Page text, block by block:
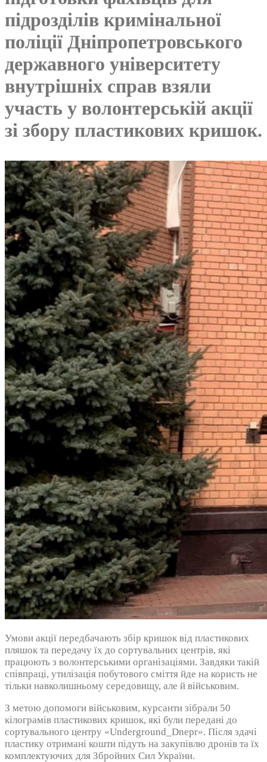
підрозділів кримінальної
поліції Дніпропетровського
державного університету
внутрішніх справ взяли
участь у волонтерській акції
зі збору пластикових кришок.
Умови акції передбачають збір кришок від пластикових
пляшок та передачу їх до сортувальних центрів, які
працюють з волонтерськими організаціями. Завдяки такій
співпраці, утилізація побутового сміття йде на користь не
тільки навколишньому середовищу, але й військовим.
З метою допомоги військовим, курсанти зібрали 50
кілограмів пластикових кришок, які були передані до
сортувального центру «Underground_Dnepr». Після здачі
пластику отримані кошти підуть на закупівлю дронів та їх
комплектуючих для Збройних Сил України.